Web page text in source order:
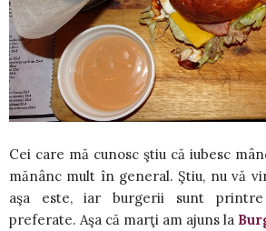
Cei care mă cunosc ştiu că iubesc
mănânc mult în general. Ştiu, nu vă
aşa este, iar burgerii sunt printre
preferate. Aşa că marţi am ajuns la